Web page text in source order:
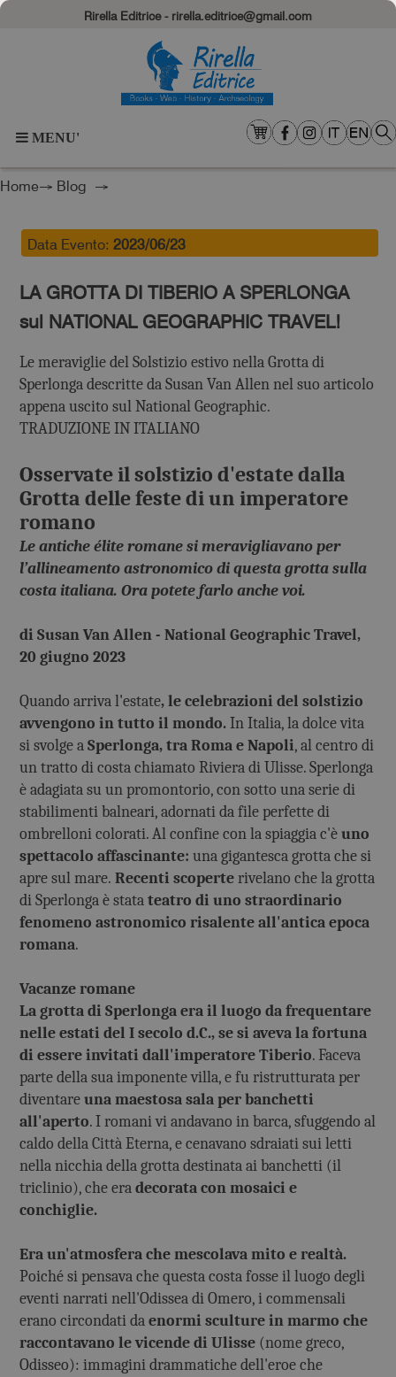
Rirella Editrice - rirella.editrice@gmail.com
MENU'
Home→ Blog →
Data Evento: 2023/06/23
LA GROTTA DI TIBERIO A SPERLONGA
sul NATIONAL GEOGRAPHIC TRAVEL!
Le meraviglie del Solstizio estivo nella Grotta di
Sperlonga descritte da Susan Van Allen nel suo articolo
appena uscito sul National Geographic.
TRADUZIONE IN ITALIANO
Osservate il solstizio d'estate dalla
Grotta delle feste di un imperatore
romano
Le antiche élite romane si meravigliavano per
l’allineamento astronomico di questa grotta sulla
costa italiana. Ora potete farlo anche voi.
di Susan Van Allen - National Geographic Travel,
20 giugno 2023
Quando arriva l'estate, le celebrazioni del solstizio
avvengono in tutto il mondo. In Italia, la dolce vita
si svolge a Sperlonga, tra Roma e Napoli, al centro di
un tratto di costa chiamato Riviera di Ulisse. Sperlonga
è adagiata su un promontorio, con sotto una serie di
stabilimenti balneari, adornati da file perfette di
ombrelloni colorati. Al confine con la spiaggia c'è uno
spettacolo affascinante: una gigantesca grotta che si
apre sul mare. Recenti scoperte rivelano che la grotta
di Sperlonga è stata teatro di uno straordinario
fenomeno astronomico risalente all'antica epoca
romana.
Vacanze romane
La grotta di Sperlonga era il luogo da frequentare
nelle estati del I secolo d.C., se si aveva la fortuna
di essere invitati dall'imperatore Tiberio. Faceva
parte della sua imponente villa, e fu ristrutturata per
diventare una maestosa sala per banchetti
all'aperto. I romani vi andavano in barca, sfuggendo al
caldo della Città Eterna, e cenavano sdraiati sui letti
nella nicchia della grotta destinata ai banchetti (il
triclinio), che era decorata con mosaici e
conchiglie.
Era un'atmosfera che mescolava mito e realtà.
Poiché si pensava che questa costa fosse il luogo degli
eventi narrati nell'Odissea di Omero, i commensali
erano circondati da enormi sculture in marmo che
raccontavano le vicende di Ulisse (nome greco,
Odisseo): immagini drammatiche dell'eroe che